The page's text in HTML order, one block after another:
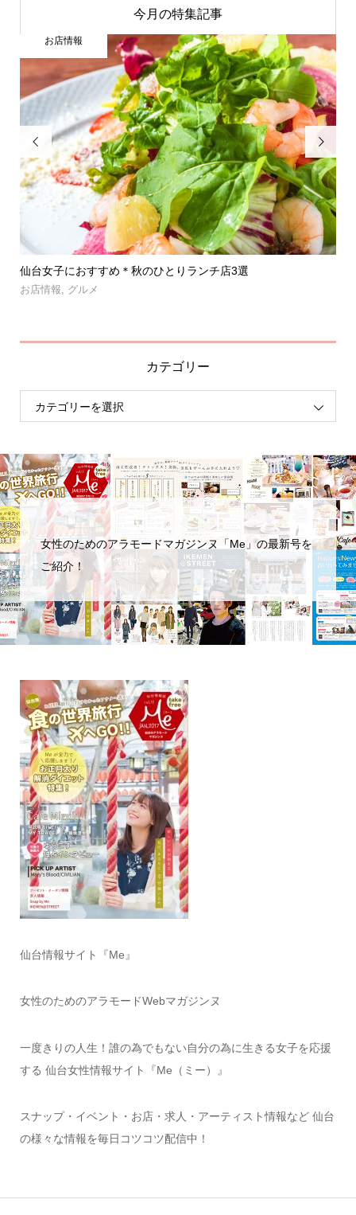
今月の特集記事

仙台女子におすすめ＊秋のひとりランチ店3選
お店情報, グルメ
お店情報

カテゴリー
女性のためのアラモードマガジンヌ「Me」の最新号を
ご紹介！
仙台情報サイト『Me』
女性のためのアラモードWebマガジンヌ
一度きりの人生！誰の為でもない自分の為に生きる女子を応援
する 仙台女性情報サイト『Me（ミー）』
スナップ・イベント・お店・求人・アーティスト情報など 仙台
の様々な情報を毎日コツコツ配信中！